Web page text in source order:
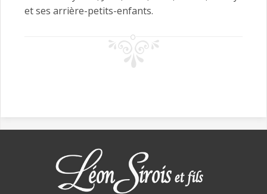
et ses arrière-petits-enfants.